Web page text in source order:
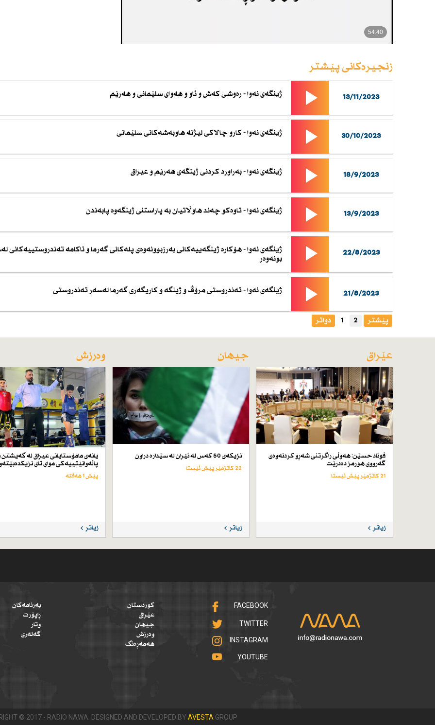
زنجیرەکانی پێشتر
13/11/2023 ژینگەی نەوا - رەوشی كەش و ئاو و هەوای سلێمانی و هەرێم
30/10/2023 ژینگەی نەوا - كارو چالاكی لیژنە هاوبەشەكانی سلێمانی
18/9/2023 ژینگەی نەوا - بەراورد كردنی ژینگەی هەرێم و عیراق
13/9/2023 ژینگەی نەوا - تاوەكو چەند هاوڵاتیان بە پاراستنی ژینگەوە پابەندن
22/8/2023
ژینگەی نەوا - هۆكارە ژینگەییەكانی بەرزبوونەوەی پلەكانی گەرما و ئاكامە تەندروستییەكانی
بونەوەر
21/8/2023 ژینگەی نەوا - تەندروستی مرۆڤ و ژینگە و كاریگەری گەرما لەسەر تەندروستی
پێشتر 1 2 دواتر
عێراق
فوئاد حسێن: هەوڵی راگرتنی شەڕو كردنەوەی
گەرووی هورمز دەدرێت
21 کاتژمێر پێش ئێستا
زیاتر
جیهان
نزیكەی 50 كەس لە ئێران لە سێدارە دراون
22 کاتژمێر پێش ئێستا
زیاتر
وەرزش
یانەی مامۆستایانی عیراق لە گەیشتن
پاڵەوانێتییەكی موای تای
پێش 1 هەفتە
زیاتر
FACEBOOK
TWITTER
INSTAGRAM
YOUTUBE
کوردستان
عێراق
جیهان
وەرزش
هەمەڕەنگ
بەرنامەکان
ڕاپۆرت
وتار
گەلەری
© 2017 - RADIO NAWA. DESIGNED AND DEVELOPED BY AVESTAGROUP